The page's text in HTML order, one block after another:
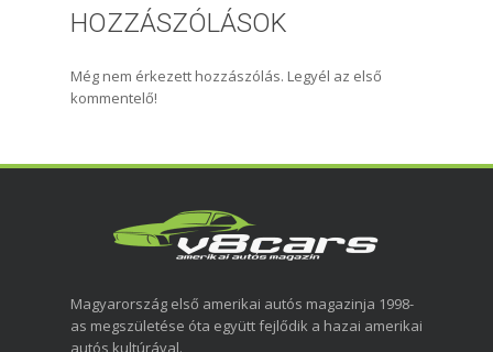
HOZZÁSZÓLÁSOK
Még nem érkezett hozzászólás. Legyél az első
kommentelő!
Magyarország első amerikai autós magazinja 1998-
as megszületése óta együtt fejlődik a hazai amerikai
autós kultúrával.